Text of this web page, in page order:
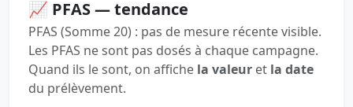
📈 PFAS — tendance
PFAS (Somme 20) : pas de mesure récente visible.
Les PFAS ne sont pas dosés à chaque campagne.
Quand ils le sont, on affiche la valeur et la date
du prélèvement.